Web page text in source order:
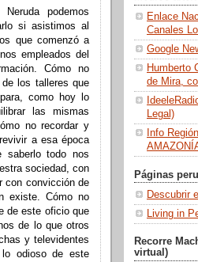
podemos
si asistimos al
que comenzó a
empleados del
Cómo no
los talleres que
como hoy lo
las mismas
no recordar y
a esa época
saberlo todo nos
sociedad, con
con convicción de
existe. Cómo no
de este oficio que
de lo que otros
y televidentes
odioso de este
Enlace
Canales
Google
Humberto
de Mira,
Legal)
Info
Páginas
Descubrir
Living in
Recorre
virtual)